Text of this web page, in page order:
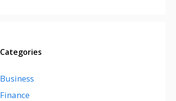
Categories
Business
Finance